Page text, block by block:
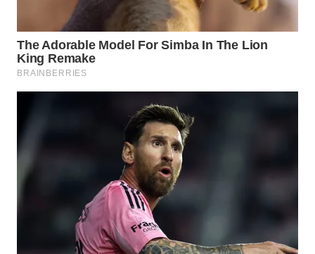
WN
LABUANBAJO
Wahana
Media
Group
WAHANA